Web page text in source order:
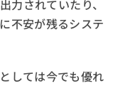
力されていたり、
不安が残るシステ
しては今でも優れ